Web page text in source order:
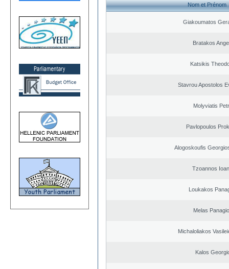
Nom et Prénom
Giakoumatos
Bratakos
Katsikis
Stavrou Apostolos
Molyviatis
Pavlopoulos
Alogoskoufis
Tzoannos
Loukakos
Melas
Michaloliakos
Kalos